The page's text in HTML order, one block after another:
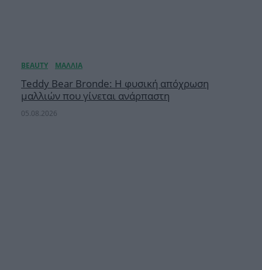
Teddy Bear Bronde: Η φυσική απόχρωση
μαλλιών που γίνεται ανάρπαστη
05.08.2026